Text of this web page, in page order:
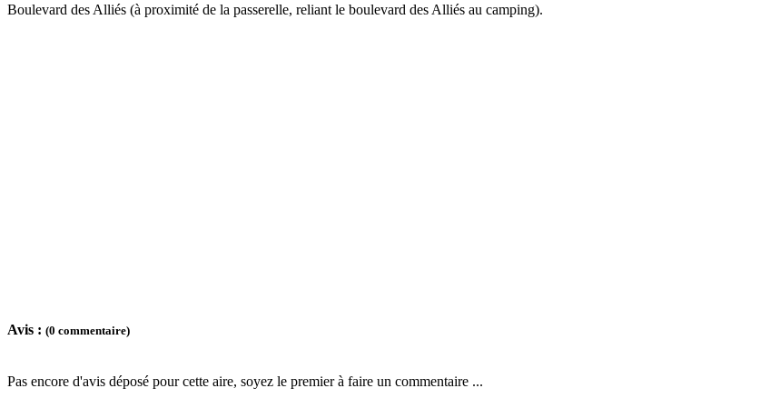
Boulevard des Alliés (à proximité de la passerelle, reliant le boulevard des Alliés au camping).
Avis : (0 commentaire)
Pas encore d'avis déposé pour cette aire, soyez le premier à faire un commentaire ...